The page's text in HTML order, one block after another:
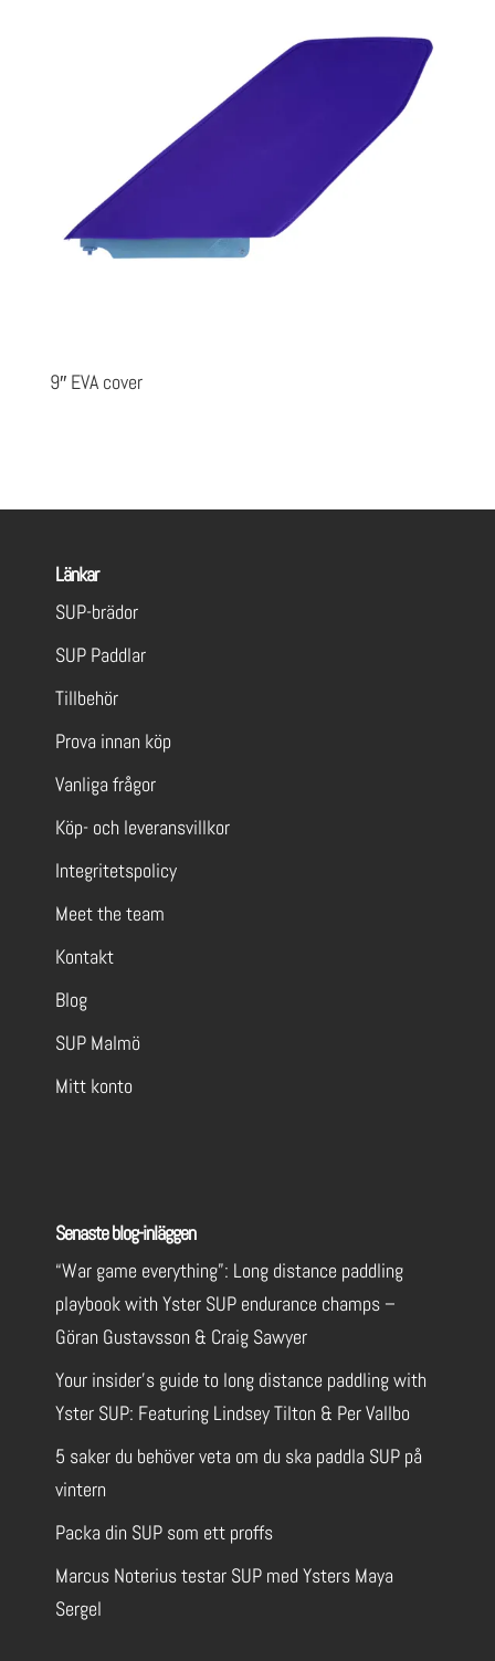
9″ EVA cover
Länkar
SUP-brädor
SUP Paddlar
Tillbehör
Prova innan köp
Vanliga frågor
Köp- och leveransvillkor
Integritetspolicy
Meet the team
Kontakt
Blog
SUP Malmö
Mitt konto
Senaste blog-inläggen
“War game everything”: Long distance paddling
playbook with Yster SUP endurance champs –
Göran Gustavsson & Craig Sawyer
Your insider’s guide to long distance paddling with
Yster SUP: Featuring Lindsey Tilton & Per Vallbo
5 saker du behöver veta om du ska paddla SUP på
vintern
Packa din SUP som ett proffs
Marcus Noterius testar SUP med Ysters Maya
Sergel